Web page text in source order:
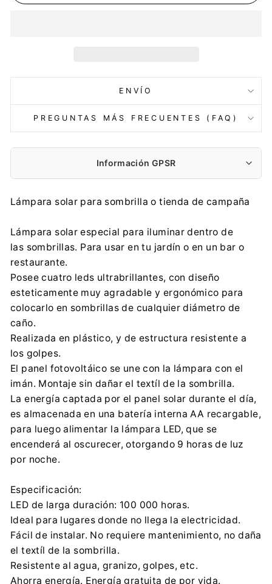
ENVÍO
PREGUNTAS MÁS FRECUENTES (FAQ)
Información GPSR
Fabricante:
Centrumelektroniki.EU Sp. z o.o.
contact@centrumelektroniki.pl
+48 32 284 72 22
Koniec produkcji Arek
Korfantego 7, 42-600 Tarnowskie Góry
contact@centrumelektroniki.pl
Lámpara solar para sombrilla o tienda de campaña
Lámpara solar especial para iluminar dentro de
las sombrillas. Para usar en tu jardín o en un bar o
restaurante.
Posee cuatro leds ultrabrillantes, con diseño
esteticamente muy agradable y ergonómico para
colocarlo en sombrillas de cualquier diámetro de
caño.
Realizada en plástico, y de estructura resistente a
los golpes.
El panel fotovoltáico se une con la lámpara con el
imán. Montaje sin dañar el textíl de la sombrilla.
La energía captada por el panel solar durante el día,
es almacenada en una batería interna AA recargable,
para luego alimentar la lámpara LED, que se
encenderá al oscurecer, otorgando 9 horas de luz
por noche.
Especificación:
LED de larga duración: 100 000 horas.
Ideal para lugares donde no llega la electricidad.
Fácil de instalar. No requiere mantenimiento, no daña
el textíl de la sombrilla.
Resistente al agua, granizo, golpes, etc.
Ahorra energía. Energía gratuita de por vida.